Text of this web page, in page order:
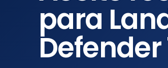
para
Defender